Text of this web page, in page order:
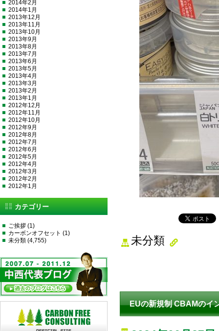
未分類
EUの新規制 CBAMのイ
2014年2月
2014年1月
2013年12月
2013年11月
2013年10月
2013年9月
2013年8月
2013年7月
2013年6月
2013年5月
2013年4月
2013年3月
2013年2月
2013年1月
2012年12月
2012年11月
2012年10月
2012年9月
2012年8月
2012年7月
2012年6月
2012年5月
2012年4月
2012年3月
2012年2月
2012年1月
カテゴリー
ご挨拶 (1)
カーボンオフセット (1)
未分類 (4,755)